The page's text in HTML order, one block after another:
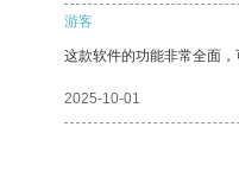
游客
这款软件的功能非常全面，
2025-10-01